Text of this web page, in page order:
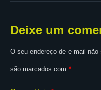
Deixe um
O seu endereço de e-mail não
são marcados com *